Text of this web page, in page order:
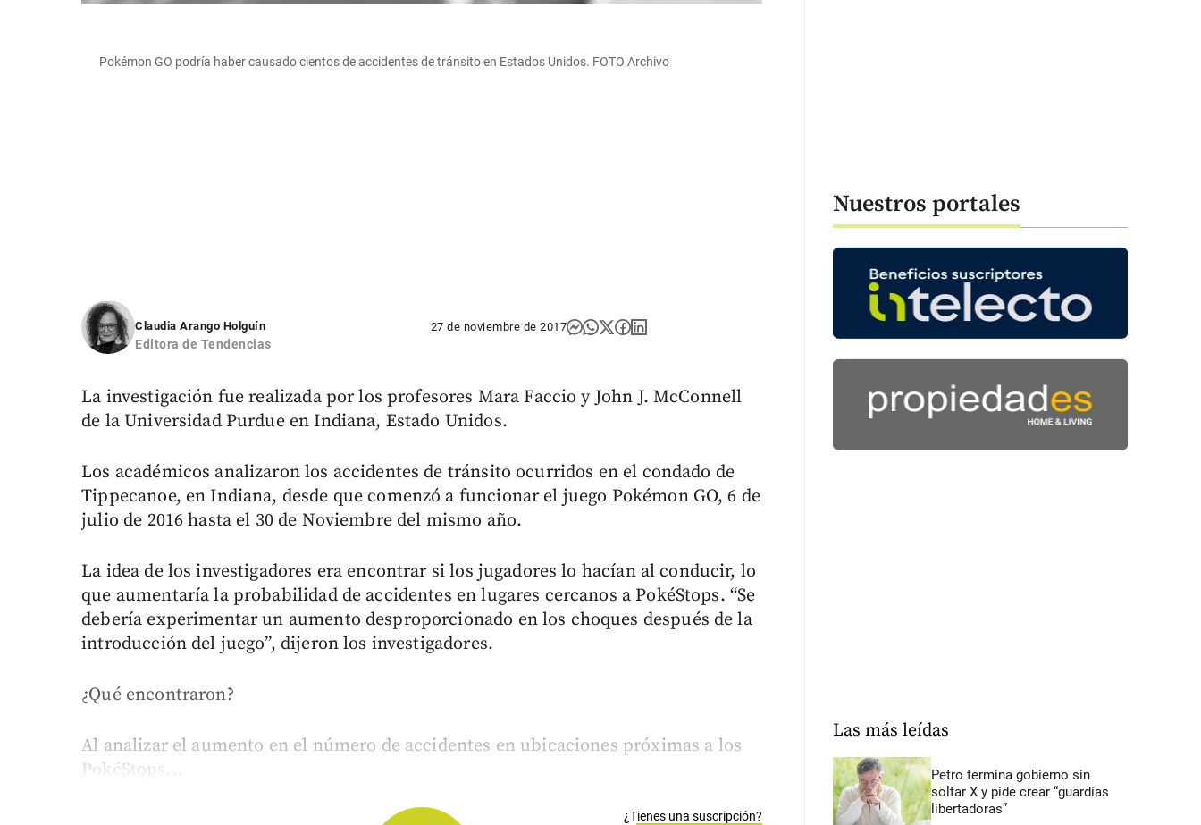
Pokémon GO podría haber causado cientos de accidentes de tránsito en Estados Unidos. FOTO Archivo
Claudia Arango Holguín
Editora de Tendencias
27 de noviembre de 2017
La investigación fue realizada por los profesores Mara Faccio y John J. McConnell
de la Universidad Purdue en Indiana, Estado Unidos.
Los académicos analizaron los accidentes de tránsito ocurridos en el condado de
Tippecanoe, en Indiana, desde que comenzó a funcionar el juego Pokémon GO, 6 de
julio de 2016 hasta el 30 de Noviembre del mismo año.
La idea de los investigadores era encontrar si los jugadores lo hacían al conducir, lo
que aumentaría la probabilidad de accidentes en lugares cercanos a PokéStops. “Se
debería experimentar un aumento desproporcionado en los choques después de la
introducción del juego”, dijeron los investigadores.
¿Qué encontraron?
Al analizar el aumento en el número de accidentes en ubicaciones próximas a los
PokéStops...
¿Tienes una suscripción?
Nuestros portales
Las más leídas
Petro termina gobierno sin
soltar X y pide crear “guardias
libertadoras”